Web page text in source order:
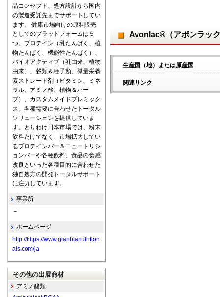
Avonlac®（アポンラッ
生産国（地）または原産国
関連リンク
品コンセプト、処方設計から国内
の製造受託先までサポートしてい
ます。 健康市場向けの原料販売
としてのプラットフォームは５
つ。プロテイン（乳たんぱく、植
物たんぱく、機能性たんぱく）、
バイオアクティブ（乳由来、植物
由来）、穀類＆種子類、微量栄養
素ストレート剤（ビタミン、ミネ
ラル、アミノ酸、植物＆ハー
ブ）、カスタムメイドプレミック
ス。各種需要に合わせたトータル
ソリューションを提供していま
す。とりわけ日本市場では、粉末
飲料だけでなく、市場拡大してい
るプロテインバー＆ニュートリシ
ョンバーや各種飲料、食品の食感
改良といった各種目的に合わせた
独自処方の開発トータルサポート
に注力しています。
事業所
－
ホームページ
http://https://www.glanbianutrition
als.com/ja
その他の出展商材
アミノ酸類